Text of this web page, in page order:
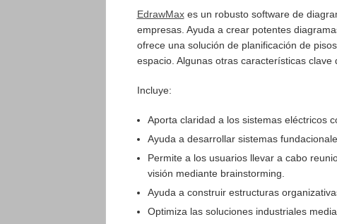
EdrawMaxes un robusto software de
empresas. Ayuda a crear potentes
ofrece una solución de planificación de
espacio. Algunas otras características clave
Incluye:
Aporta claridad a los sistemas eléctricos
Ayuda a desarrollar sistemas
Permite a los usuarios llevar a cabo
visión mediante brainstorming.
Ayuda a construir estructuras
Optimiza las soluciones industriales